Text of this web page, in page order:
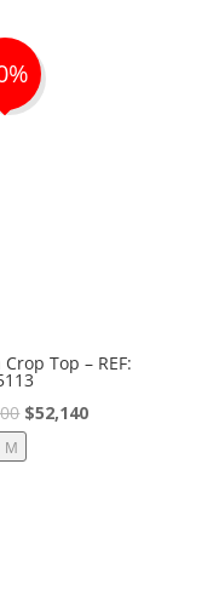
Top – REF:
El
$52,140El
M